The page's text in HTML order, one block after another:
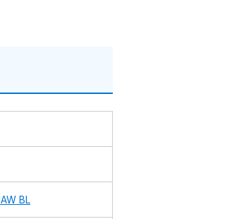
BL